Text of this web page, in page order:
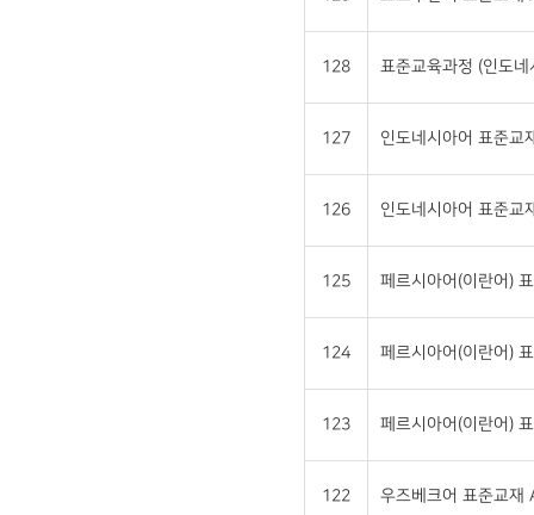
128 표준교육과정 (인도네
127 인도네시아어 표준교
126 인도네시아어 표준교
125 페르시아어(이란어)
124 페르시아어(이란어)
123 페르시아어(이란어)
122 우즈베크어 표준교재